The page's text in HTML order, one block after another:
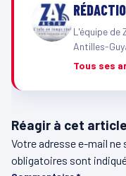
L'équipe de
Antilles-
Tous ses
Réagir à cet article
Votre adresse e-mail ne
obligatoires sont